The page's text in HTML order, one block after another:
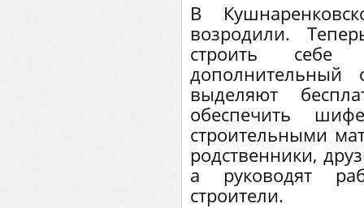
В
возродили.
строить себе
дополнительный
выделяют
обеспечить
строительными
родственники,
а руководят
строители.